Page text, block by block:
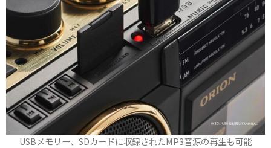
USBメモリー、SDカードに収録されたMP3音源の再生も可能